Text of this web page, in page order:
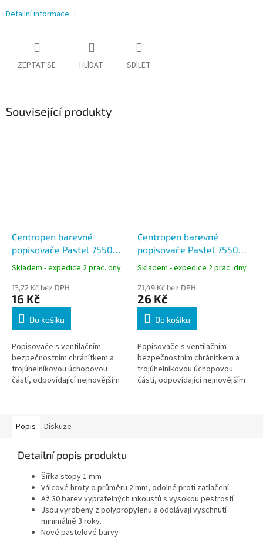
Detailní informace
ZEPTAT SE HLÍDAT SDÍLET
Související produkty
Centropen barevné
popisovače Pastel 7550
sada 6ks, stopa 1 mm
Skladem - expedice 2 prac. dny
13,22 Kč bez DPH
16 Kč
Do košíku
Popisovače s ventilačním
bezpečnostním chránítkem a
trojúhelníkovou úchopovou
částí, odpovídající nejnovějším
Centropen barevné
popisovače Pastel 7550
sada 10ks, stopa 1 mm
Skladem - expedice 2 prac. dny
21,49 Kč bez DPH
26 Kč
Do košíku
Popisovače s ventilačním
bezpečnostním chránítkem a
trojúhelníkovou úchopovou
částí, odpovídající nejnovějším
Popis Diskuze
Detailní popis produktu
Šířka stopy 1 mm
Válcové hroty o průměru 2 mm, odolné proti zatlačení
Až 30 barev vypratelných inkoustů s vysokou pestrostí
Jsou vyrobeny z polypropylenu a odolávají vyschnutí
minimálně 3 roky.
Nové pastelové barvy